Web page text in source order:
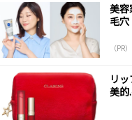
美容
毛
（PR）
リ
美